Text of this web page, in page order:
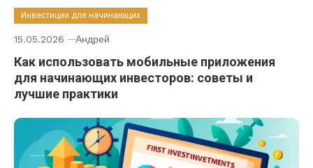
Инвестиции для начинающих
15.05.2026 Андрей
Как использовать мобильные приложения
для начинающих инвесторов: советы и
лучшие практики